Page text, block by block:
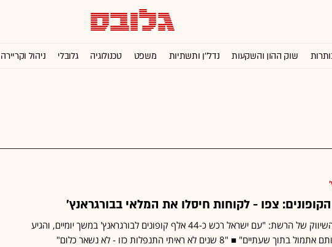
שוק ההון והשקעות נדל''ן ותשתיות משפט טכנולוגיה גלובלי ניהול וקריירה
צפו - לקוחות חיסלו את המלאי בבורגראנץ'
סמנכ"ל השיווק של הרשת: "עם ישראל רכש כ-44 אלף קופונים לבורגראנץ' במשך יומיים, והגיע
שעתיים" ■ "8 שנים לא ראיתי התנפלות כזו - לא נשאר כלום"